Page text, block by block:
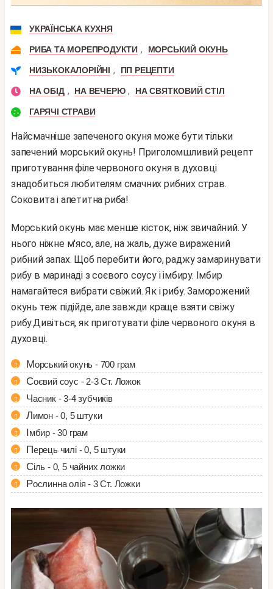
УКРАЇНСЬКА КУХНЯ
РИБА ТА МОРЕПРОДУКТИ , МОРСЬКИЙ ОКУНЬ
НИЗЬКОКАЛОРІЙНІ , ПП РЕЦЕПТИ
НА ОБІД , НА ВЕЧЕРЮ , НА СВЯТКОВИЙ СТІЛ
ГАРЯЧІ СТРАВИ
Найсмачніше запеченого окуня може бути тільки
запечений морський окунь! Приголомшливий рецепт
приготування філе червоного окуня в духовці
знадобиться любителям смачних рибних страв.
Соковита і апетитна риба!
Морський окунь має менше кісток, ніж звичайний. У
нього ніжне м'ясо, але, на жаль, дуже виражений
рибний запах. Щоб перебити його, раджу замаринувати
рибу в маринаді з соєвого соусу і імбиру. Імбир
намагайтеся вибрати свіжий. Як і рибу. Заморожений
окунь теж підійде, але завжди краще взяти свіжу
рибу.Дивіться, як приготувати філе червоного окуня в
духовці.
Морський окунь - 700 грам
Соєвий соус - 2-3 Ст. Ложок
Часник - 3-4 зубчиків
Лимон - 0, 5 штуки
Імбир - 30 грам
Перець чилі - 0, 5 штуки
Сіль - 0, 5 чайних ложки
Рослинна олія - 3 Ст. Ложки